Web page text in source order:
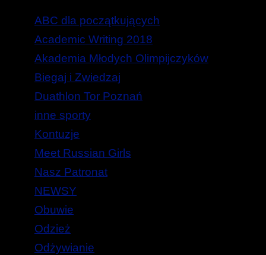
ABC dla początkujących
Academic Writing 2018
Akademia Młodych Olimpijczyków
Biegaj i Zwiedzaj
Duathlon Tor Poznań
inne sporty
Kontuzje
Meet Russian Girls
Nasz Patronat
NEWSY
Obuwie
Odzież
Odżywianie